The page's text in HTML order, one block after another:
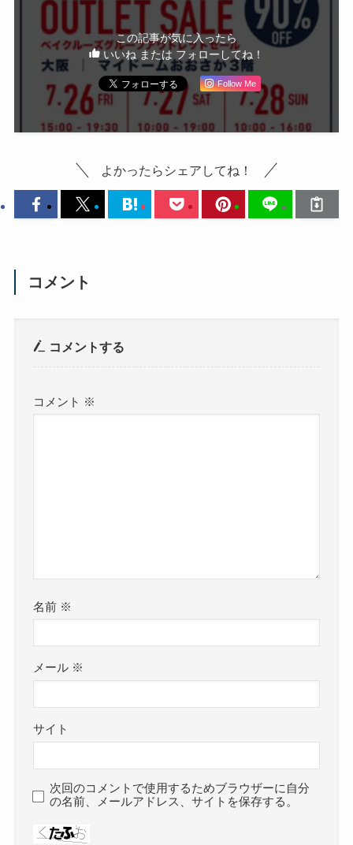
この記事が気に入ったら
いいね または フォローしてね！
Follow Me
よかったらシェアしてね！
コメント
コメントする
コメント ※
名前 ※
メール ※
サイト
次回のコメントで使用するためブラウザーに自分
の名前、メールアドレス、サイトを保存する。